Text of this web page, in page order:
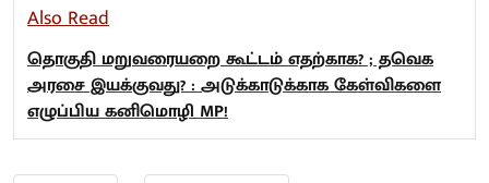
Also Read
தொகுதி மறுவரையறை கூட்டம் எதற்காக? ; தவெக
அரசை இயக்குவது? : அடுக்காடுக்காக கேள்விகளை
எழுப்பிய கனிமொழி MP!